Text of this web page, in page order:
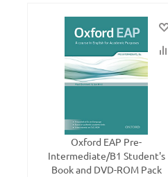
Oxford EAP Pre-
Intermediate/B1 Student's
Book and DVD-ROM Pack